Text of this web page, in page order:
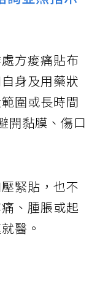
方痠痛貼布
身及用藥狀
圍或長時間
開黏膜、傷口
緊貼，也不
、腫脹或起
醫。